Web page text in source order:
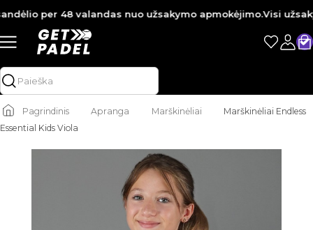
per 48 valandas nuo užsakymo apmokėjimo.Visi
Pagrindinis Apranga Marškinėliai
Marškinėliai Endless
Essential Kids Viola